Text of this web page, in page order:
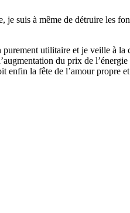
je suis à même de détruire les
utilitaire et je veille à la
du prix de l’énergie
enfin la fête de l’amour propre